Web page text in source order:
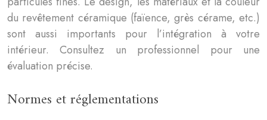
du revêtement céramique (faïence, grès cérame, etc.)
sont aussi importants pour l’intégration à votre
intérieur. Consultez un professionnel pour une
évaluation précise.
Normes et réglementations